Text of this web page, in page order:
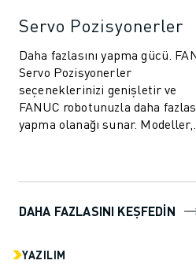
Servo Pozisyonerler
Daha fazlasını yapma gücü.
Servo Pozisyonerler
seçeneklerinizi genişletir ve
FANUC robotunuzla daha
yapma olanağı sunar. Modeller,
DAHA FAZLASINI KEŞFEDIN
YAZILIM